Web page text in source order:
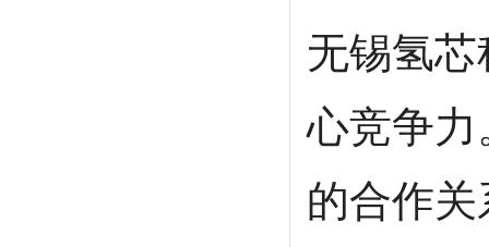
无锡氢
心竞争
的合作